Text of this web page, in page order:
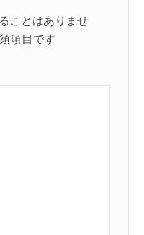
ことはありませ
項目です